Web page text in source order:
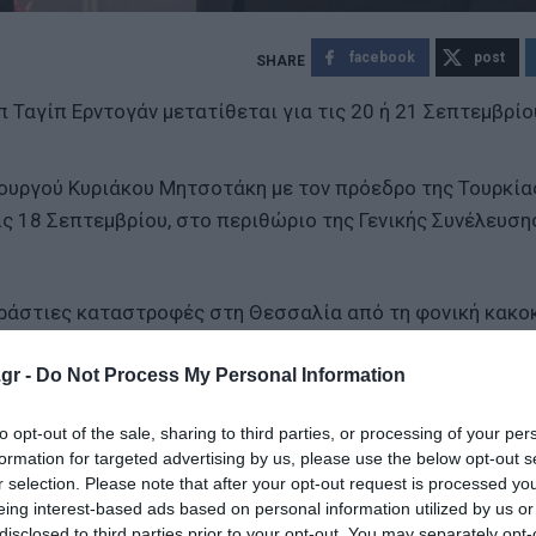
- Do Not Process My Personal Information
opt-out of the sale, sharing to third parties, or processing of your
for targeted advertising by us, please use the below opt-out
selection. Please note that after your opt-out request is processed
interest-based ads based on personal information utilized by us
facebook post
Ερντογάν μετατίθεται για τις 20 ή 21
Κυριάκου Μητσοτάκη με τον πρόεδρο της
18 Σεπτεμβρίου, στο περιθώριο της Γενικής
καταστροφές στη Θεσσαλία από τη φονική
ο οποίος θα βρίσκεται στη Νέα Υόρκη από
- Μόνο ωραία σλόγκαν η επιτελικότητα και η
Στο επίκεντρο η θωράκιση της Αθήνας και τα